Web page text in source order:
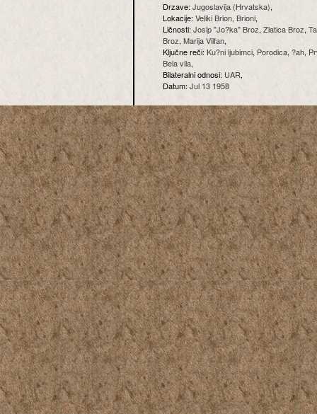
Drzave:Jugoslavija (Hrvatska),
Lokacije:Veliki Brion, Brioni,
Ličnosti:Josip "Jo?ka" Broz, Zlatica Broz,
Broz, Marija Vilfan,
Ključne reči:Ku?ni ljubimci, Porodica, ?ah,
Bela vila,
Bilateralni odnosi: UAR,
Datum: Jul 13 1958